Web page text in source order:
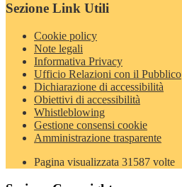
Sezione Link Utili
Cookie policy
Note legali
Informativa Privacy
Ufficio Relazioni con il Pubblico
Dichiarazione di accessibilità
Obiettivi di accessibilità
Whistleblowing
Gestione consensi cookie
Amministrazione trasparente
Pagina visualizzata 31587 volte